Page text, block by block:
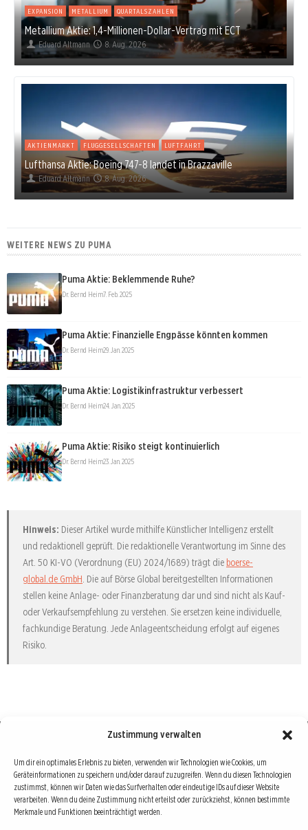
Zustimmung verwalten
Um dir ein optimales Erlebnis zu bieten, verwenden wir Technologien wie Cookies, um
Geräteinformationen zu speichern und/oder darauf zuzugreifen. Wenn du diesen Technologien
zustimmst, können wir Daten wie das Surfverhalten oder eindeutige IDs auf dieser Website
verarbeiten. Wenn du deine Zustimmung nicht erteilst oder zurückziehst, können bestimmte
Merkmale und Funktionen beeinträchtigt werden.
EXPANSION METALLIUM QUARTALSZAHLEN
Metallium Aktie: 1,4-Millionen-Dollar-Vertrag mit ECT
Eduard Altmann 8. Aug. 2026
AKTIENMARKT FLUGGESELLSCHAFTEN LUFTFAHRT
Lufthansa Aktie: Boeing 747-8 landet in Brazzaville
Eduard Altmann 8. Aug. 2026
WEITERE NEWS ZU PUMA
Puma Aktie: Beklemmende Ruhe?
Dr. Bernd Heim7. Feb. 2025
Puma Aktie: Finanzielle Engpässe könnten kommen
Dr. Bernd Heim29. Jan. 2025
Puma Aktie: Logistikinfrastruktur verbessert
Dr. Bernd Heim24. Jan. 2025
Puma Aktie: Risiko steigt kontinuierlich
Dr. Bernd Heim23. Jan. 2025
Hinweis: Dieser Artikel wurde mithilfe Künstlicher Intelligenz erstellt
und redaktionell geprüft. Die redaktionelle Verantwortung im Sinne des
Art. 50 KI-VO (Verordnung (EU) 2024/1689) trägt die boerse-
global.de GmbH. Die auf Börse Global bereitgestellten Informationen
stellen keine Anlage- oder Finanzberatung dar und sind nicht als Kauf-
oder Verkaufsempfehlung zu verstehen. Sie ersetzen keine individuelle,
fachkundige Beratung. Jede Anlageentscheidung erfolgt auf eigenes
Risiko.
Börse : lokal, international, global
Erfolgreiche Börsengeschäfte bedingen vor allem drei Dinge: Verlässliche Informationen,
richtige Interpretationen und unabhängige Informationsquellen. Diese drei Bausteine sind
auch die redaktionelle Leitlinie von Börse Global.